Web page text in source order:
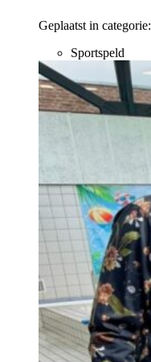
Geplaatst in categorie:
Sportspeld